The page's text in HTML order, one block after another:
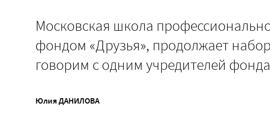
Московская школа
фондом «Друзья», продолжает
говорим с одним учредителей
Юлия ДАНИЛОВА